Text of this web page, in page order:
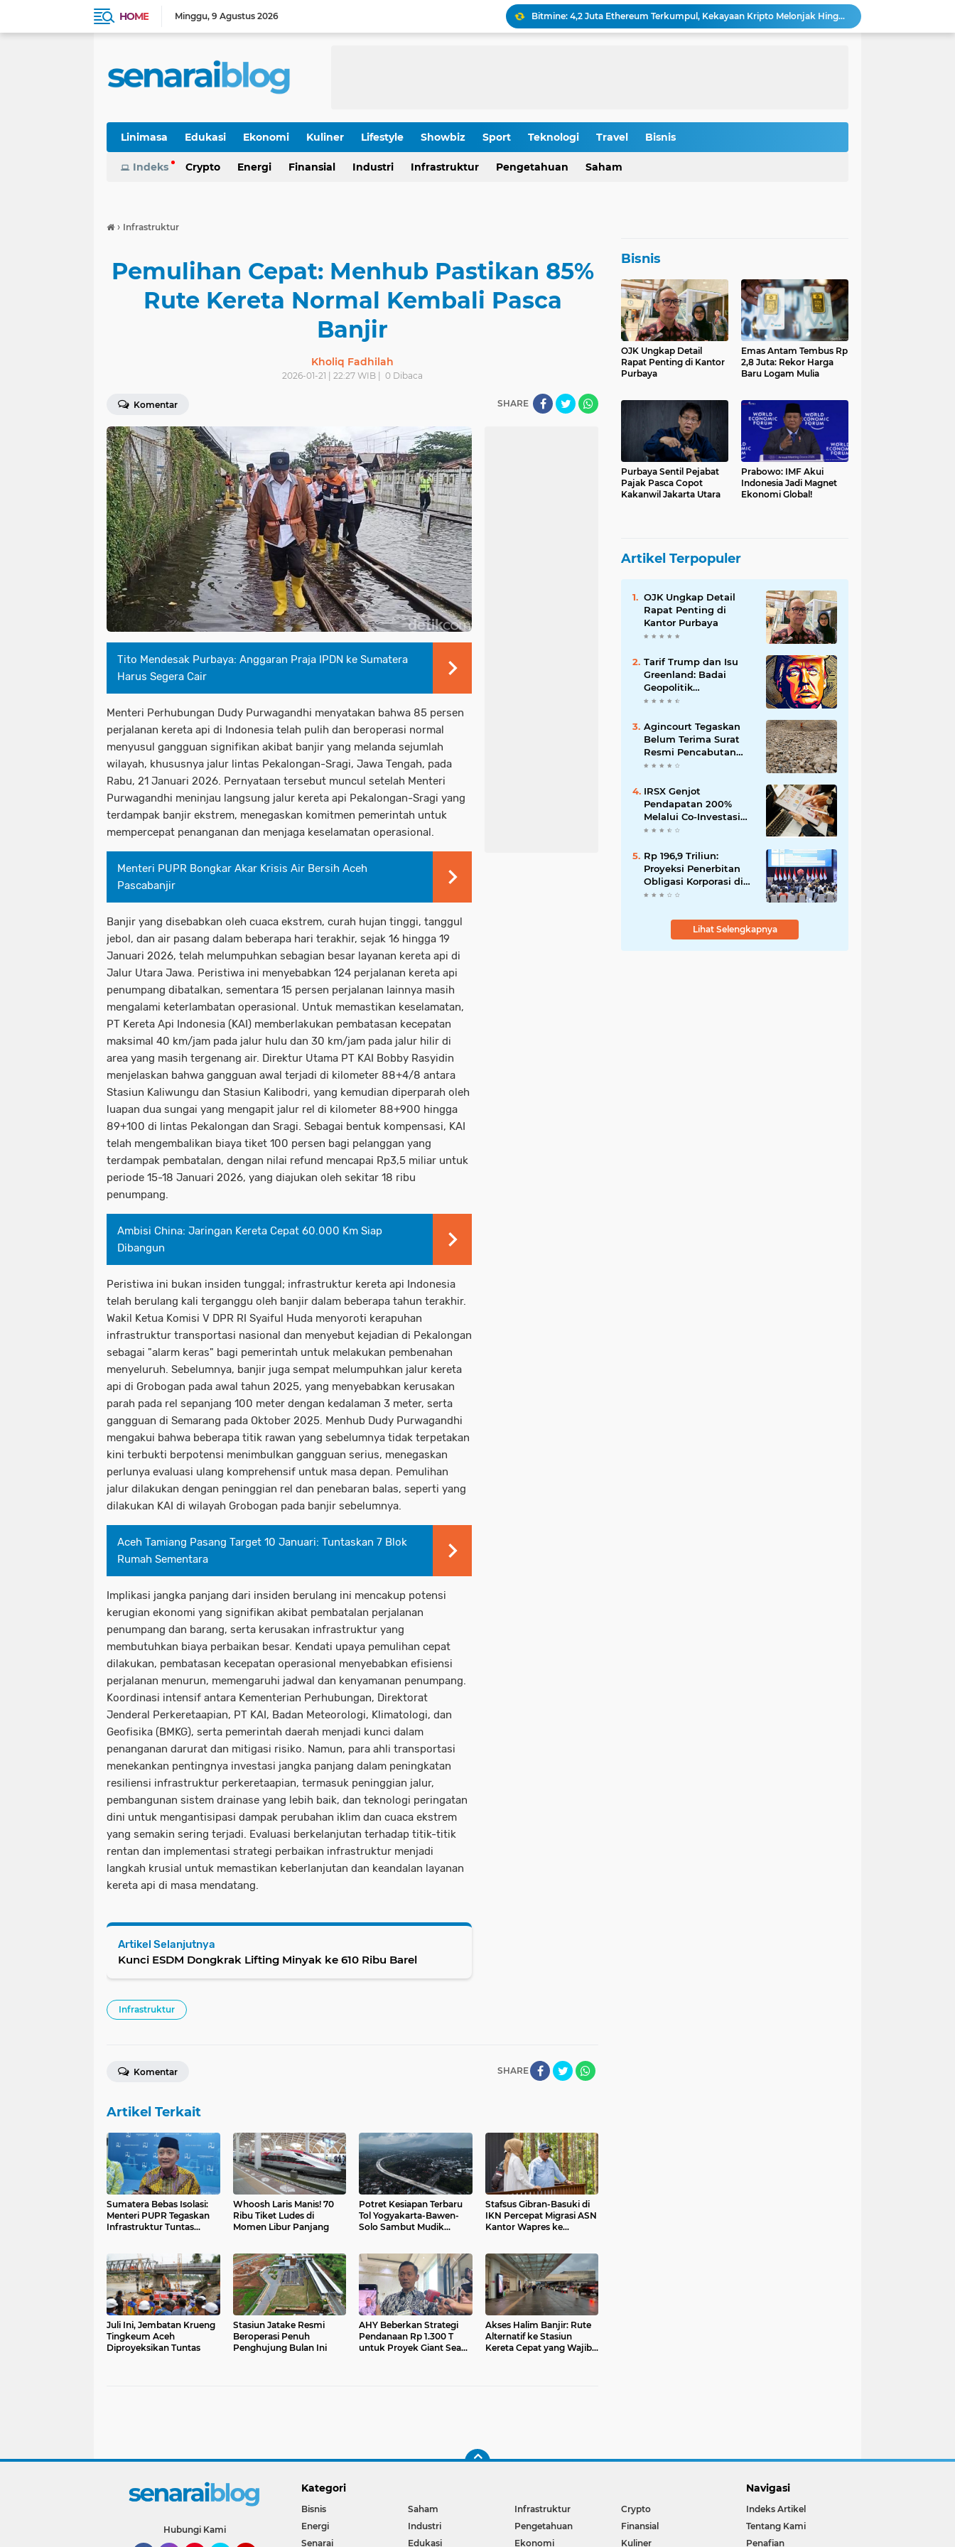
HOME Minggu 9 Agustus 2026
Bitmine: 4,2 Juta Ethereum Terkumpul, Kekayaan Kripto Melonjak Hingga $14,5 Miliar
Keamanan Produksi Blok Rokan Diperketat Pasca Insiden Pipa Gas
OJK Ungkap Detail Rapat Penting di Kantor Purbaya
Rp 196,9 Triliun: Proyeksi Penerbitan Obligasi Korporasi di Tahun 2026
Linimasa Edukasi Ekonomi Kuliner Lifestyle Showbiz Sport Teknologi Travel Bisnis
Indeks Crypto Energi Finansial Industri Infrastruktur Pengetahuan Saham
› Infrastruktur
Pemulihan Cepat: Menhub Pastikan 85%
Rute Kereta Normal Kembali Pasca
Banjir
Kholiq Fadhilah
2026-01-21 | 22:27 WIB | 0 Dibaca
Komentar SHARE
Tito Mendesak Purbaya: Anggaran Praja IPDN ke Sumatera
Harus Segera Cair
Menteri Perhubungan Dudy Purwagandhi menyatakan bahwa 85 persen
perjalanan kereta api di Indonesia telah pulih dan beroperasi normal
menyusul gangguan signifikan akibat banjir yang melanda sejumlah
wilayah, khususnya jalur lintas Pekalongan-Sragi, Jawa Tengah, pada
Rabu, 21 Januari 2026. Pernyataan tersebut muncul setelah Menteri
Purwagandhi meninjau langsung jalur kereta api Pekalongan-Sragi yang
terdampak banjir ekstrem, menegaskan komitmen pemerintah untuk
mempercepat penanganan dan menjaga keselamatan operasional.
Menteri PUPR Bongkar Akar Krisis Air Bersih Aceh
Pascabanjir
Banjir yang disebabkan oleh cuaca ekstrem, curah hujan tinggi, tanggul
jebol, dan air pasang dalam beberapa hari terakhir, sejak 16 hingga 19
Januari 2026, telah melumpuhkan sebagian besar layanan kereta api di
Jalur Utara Jawa. Peristiwa ini menyebabkan 124 perjalanan kereta api
penumpang dibatalkan, sementara 15 persen perjalanan lainnya masih
mengalami keterlambatan operasional. Untuk memastikan keselamatan,
PT Kereta Api Indonesia (KAI) memberlakukan pembatasan kecepatan
maksimal 40 km/jam pada jalur hulu dan 30 km/jam pada jalur hilir di
area yang masih tergenang air. Direktur Utama PT KAI Bobby Rasyidin
menjelaskan bahwa gangguan awal terjadi di kilometer 88+4/8 antara
Stasiun Kaliwungu dan Stasiun Kalibodri, yang kemudian diperparah oleh
luapan dua sungai yang mengapit jalur rel di kilometer 88+900 hingga
89+100 di lintas Pekalongan dan Sragi. Sebagai bentuk kompensasi, KAI
telah mengembalikan biaya tiket 100 persen bagi pelanggan yang
terdampak pembatalan, dengan nilai refund mencapai Rp3,5 miliar untuk
periode 15-18 Januari 2026, yang diajukan oleh sekitar 18 ribu
penumpang.
Ambisi China: Jaringan Kereta Cepat 60.000 Km Siap
Dibangun
Peristiwa ini bukan insiden tunggal; infrastruktur kereta api Indonesia
telah berulang kali terganggu oleh banjir dalam beberapa tahun terakhir.
Wakil Ketua Komisi V DPR RI Syaiful Huda menyoroti kerapuhan
infrastruktur transportasi nasional dan menyebut kejadian di Pekalongan
sebagai "alarm keras" bagi pemerintah untuk melakukan pembenahan
menyeluruh. Sebelumnya, banjir juga sempat melumpuhkan jalur kereta
api di Grobogan pada awal tahun 2025, yang menyebabkan kerusakan
parah pada rel sepanjang 100 meter dengan kedalaman 3 meter, serta
gangguan di Semarang pada Oktober 2025. Menhub Dudy Purwagandhi
mengakui bahwa beberapa titik rawan yang sebelumnya tidak terpetakan
kini terbukti berpotensi menimbulkan gangguan serius, menegaskan
perlunya evaluasi ulang komprehensif untuk masa depan. Pemulihan
jalur dilakukan dengan peninggian rel dan penebaran balas, seperti yang
dilakukan KAI di wilayah Grobogan pada banjir sebelumnya.
Aceh Tamiang Pasang Target 10 Januari: Tuntaskan 7 Blok
Rumah Sementara
Implikasi jangka panjang dari insiden berulang ini mencakup potensi
kerugian ekonomi yang signifikan akibat pembatalan perjalanan
penumpang dan barang, serta kerusakan infrastruktur yang
membutuhkan biaya perbaikan besar. Kendati upaya pemulihan cepat
dilakukan, pembatasan kecepatan operasional menyebabkan efisiensi
perjalanan menurun, memengaruhi jadwal dan kenyamanan penumpang.
Koordinasi intensif antara Kementerian Perhubungan, Direktorat
Jenderal Perkeretaapian, PT KAI, Badan Meteorologi, Klimatologi, dan
Geofisika (BMKG), serta pemerintah daerah menjadi kunci dalam
penanganan darurat dan mitigasi risiko. Namun, para ahli transportasi
menekankan pentingnya investasi jangka panjang dalam peningkatan
resiliensi infrastruktur perkeretaapian, termasuk peninggian jalur,
pembangunan sistem drainase yang lebih baik, dan teknologi peringatan
dini untuk mengantisipasi dampak perubahan iklim dan cuaca ekstrem
yang semakin sering terjadi. Evaluasi berkelanjutan terhadap titik-titik
rentan dan implementasi strategi perbaikan infrastruktur menjadi
langkah krusial untuk memastikan keberlanjutan dan keandalan layanan
kereta api di masa mendatang.
Artikel Selanjutnya
Kunci ESDM Dongkrak Lifting Minyak ke 610 Ribu Barel
Infrastruktur
SHARE
Komentar
Artikel Terkait
Sumatera Bebas Isolasi:
Menteri PUPR Tegaskan
Infrastruktur Tuntas
Whoosh Laris Manis! 70
Ribu Tiket Ludes di
Momen Libur Panjang
Potret Kesiapan Terbaru
Tol Yogyakarta-Bawen-
Solo Sambut Mudik
Stafsus Gibran-Basuki di
IKN Percepat Migrasi ASN
Kantor Wapres ke
Juli Ini, Jembatan Krueng
Tingkeum Aceh
Diproyeksikan Tuntas
Stasiun Jatake Resmi
Beroperasi Penuh
Penghujung Bulan Ini
AHY Beberkan Strategi
Pendanaan Rp 1.300 T
untuk Proyek Giant Sea
Akses Halim Banjir: Rute
Alternatif ke Stasiun
Kereta Cepat yang Wajib
Bisnis
OJK Ungkap Detail
Rapat Penting di Kantor
Purbaya
Emas Antam Tembus Rp
2,8 Juta: Rekor Harga
Baru Logam Mulia
Purbaya Sentil Pejabat
Pajak Pasca Copot
Kakanwil Jakarta Utara
Prabowo: IMF Akui
Indonesia Jadi Magnet
Ekonomi Global!
Artikel Terpopuler
OJK Ungkap Detail
Rapat Penting di
Kantor Purbaya
Tarif Trump dan Isu
Greenland: Badai
Geopolitik
Mengancam Kripto
Agincourt Tegaskan
Belum Terima Surat
Resmi Pencabutan
Izin Tambang Emas
IRSX Genjot
Pendapatan 200%
Melalui Co-Investasi
10+ Film Layar Lebar
Rp 196,9 Triliun:
Proyeksi Penerbitan
Obligasi Korporasi di
Tahun 2026
Lihat Selengkapnya
Hubungi Kami
Kategori
Bisnis Saham Infrastruktur
Crypto
Energi
Industri Pengetahuan
Finansial
Senarai
Edukasi Ekonomi Kuliner
Navigasi
Indeks Artikel
Tentang Kami
Penafian